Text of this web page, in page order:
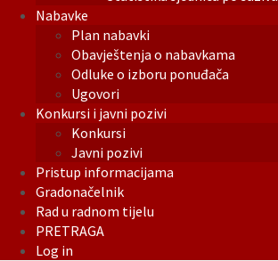
Nabavke
Plan nabavki
Obavještenja o nabavkama
Odluke o izboru ponuđača
Ugovori
Konkursi i javni pozivi
Konkursi
Javni pozivi
Pristup informacijama
Gradonačelnik
Rad u radnom tijelu
PRETRAGA
Log in